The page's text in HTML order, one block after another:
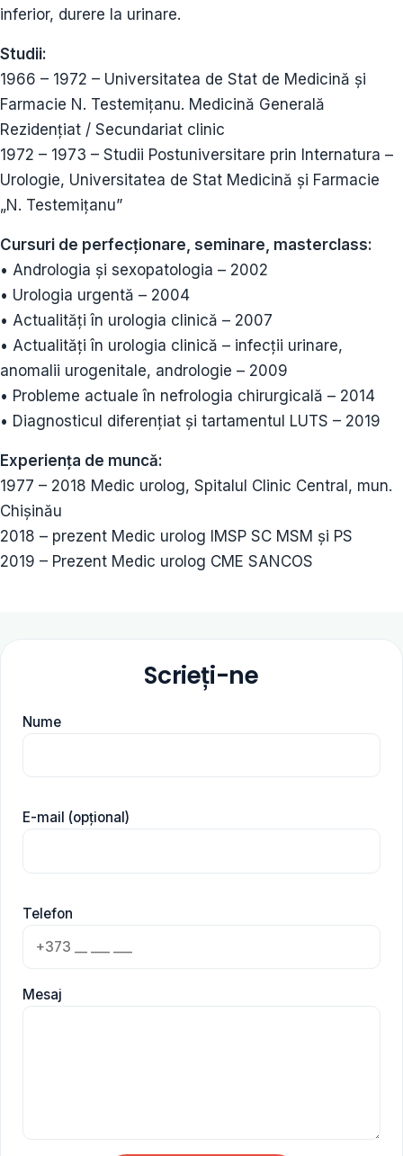
inferior, durere la urinare.
Studii:
1966 – 1972 – Universitatea de Stat de Medicină și
Farmacie N. Testemițanu. Medicină Generală
Rezidențiat / Secundariat clinic
1972 – 1973 – Studii Postuniversitare prin Internatura –
Urologie, Universitatea de Stat Medicină și Farmacie
„N. Testemițanu”
Cursuri de perfecționare, seminare, masterclass:
• Andrologia și sexopatologia – 2002
• Urologia urgentă – 2004
• Actualități în urologia clinică – 2007
• Actualități în urologia clinică – infecții urinare,
anomalii urogenitale, andrologie – 2009
• Probleme actuale în nefrologia chirurgicală – 2014
• Diagnosticul diferențiat și tartamentul LUTS – 2019
Experiența de muncă:
1977 – 2018 Medic urolog, Spitalul Clinic Central, mun.
Chișinău
2018 – prezent Medic urolog IMSP SC MSM și PS
2019 – Prezent Medic urolog CME SANCOS
Scrieți-ne
Nume
E-mail (opțional)
Telefon
Mesaj